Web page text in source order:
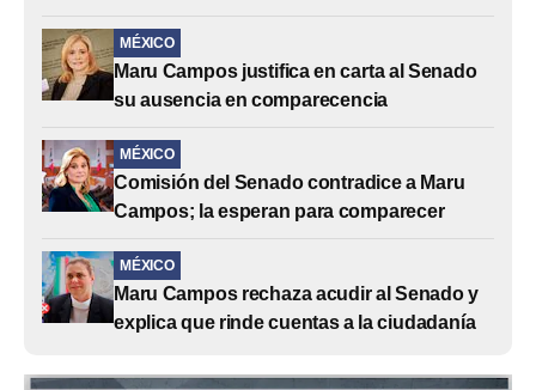
MÉXICO
Maru Campos justifica en carta al Senado
su ausencia en comparecencia
MÉXICO
Comisión del Senado contradice a Maru
Campos; la esperan para comparecer
MÉXICO
Maru Campos rechaza acudir al Senado y
explica que rinde cuentas a la ciudadanía